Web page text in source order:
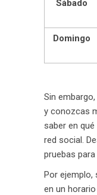
Sábado
Domingo
Sin
y conozcas
saber en
red social.
pruebas
Por ejemplo,
en un